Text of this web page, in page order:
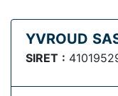
YVROUD
SIRET :